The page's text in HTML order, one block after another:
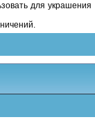
для украшения